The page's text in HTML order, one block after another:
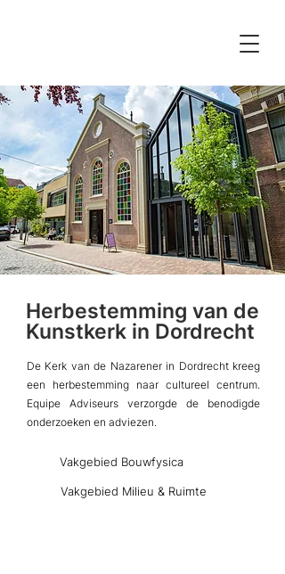
Herbestemming van de
Kunstkerk in Dordrecht
De Kerk van de Nazarener in Dordrecht kreeg
een herbestemming naar cultureel centrum.
Equipe Adviseurs verzorgde de benodigde
onderzoeken en adviezen.
Vakgebied Bouwfysica
Vakgebied Milieu & Ruimte